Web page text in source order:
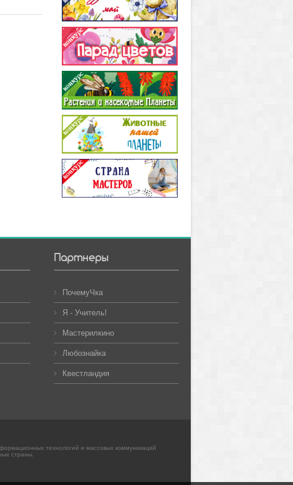
Партнеры
ПочемуЧка
Я - Учитель!
Мастерилкино
Любознайка
Квестландия
технологий и массовых коммуникаций
страны.